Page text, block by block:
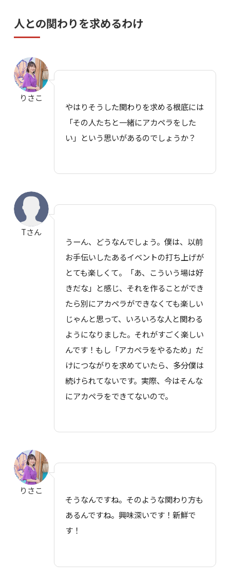
人との関わりを求めるわけ
りさこ
やはりそうした関わりを求める根底には
「その人たちと一緒にアカペラをした
い」という思いがあるのでしょうか？
Tさん
うーん、どうなんでしょう。僕は、以前
お手伝いしたあるイベントの打ち上げが
とても楽しくて。「あ、こういう場は好
きだな」と感じ、それを作ることができ
たら別にアカペラができなくても楽しい
じゃんと思って、いろいろな人と関わる
ようになりました。それがすごく楽しい
んです！もし「アカペラをやるため」だ
けにつながりを求めていたら、多分僕は
続けられてないです。実際、今はそんな
にアカペラをできてないので。
りさこ
そうなんですね。そのような関わり方も
あるんですね。興味深いです！新鮮で
す！